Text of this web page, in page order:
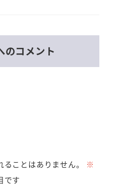
のコメント
ことはありません。
※
です